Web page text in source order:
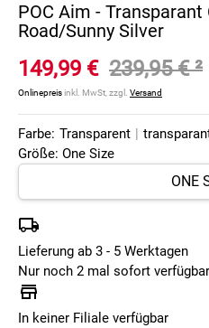
POC Aim -
Road/Sunny Silver
149,99 € 239,95 €²
Onlinepreisinkl. MwSt, zzgl. Versand
Farbe: Transparent |
Größe: One Size
Lieferung ab 3 - 5 Werktagen
Nur noch 2 mal sofort verfügbar
In keiner Filiale verfügbar